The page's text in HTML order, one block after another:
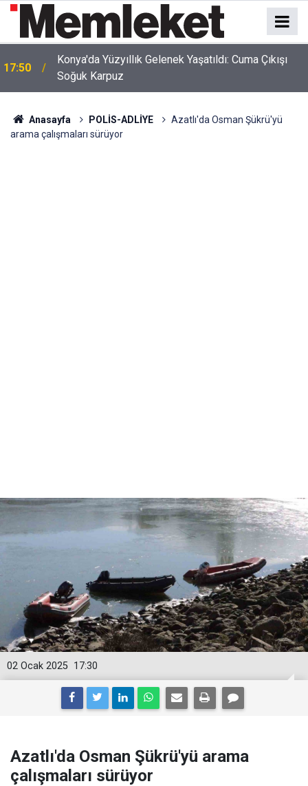
17:48 İnsan İhmali Minik Carettanın Sonu Oldu
Anasayfa POLİS-ADLİYE
Azatlı'da Osman Şükrü'yü
arama çalışmaları sürüyor
17:30
02 Ocak 2025
Azatlı'da Osman Şükrü'yü arama
çalışmaları sürüyor